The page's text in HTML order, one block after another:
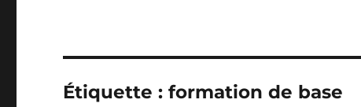
Étiquette :formation de base